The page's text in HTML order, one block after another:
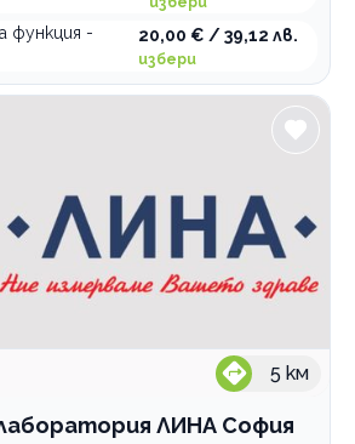
функция -
20,00 € / 39,12 лв.
избери
ЛИНА София бул. Ломско
5 км
ЛИНА София
хора